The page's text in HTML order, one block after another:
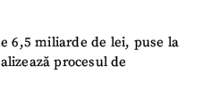
6,5 miliarde de lei, puse la
procesul de